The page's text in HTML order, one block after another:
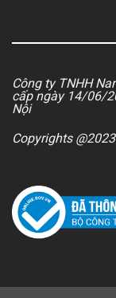
Công ty TNHH
cấp ngày 14/06/
Nội
Copyrights